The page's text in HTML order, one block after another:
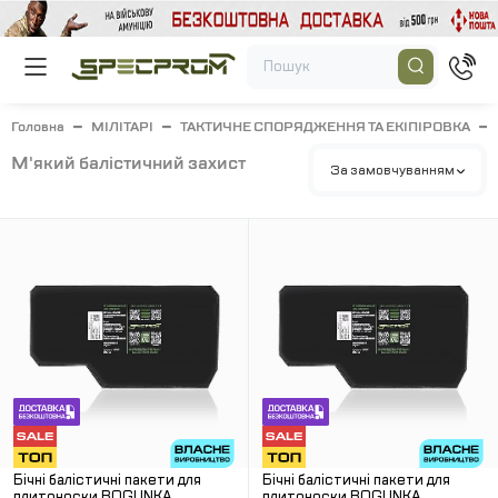
Головна МІЛІТАРІ ТАКТИЧНЕ СПОРЯДЖЕННЯ ТА ЕКІПІРОВКА
м'який балістичний захист За замовчуванням
Бічні балістичні пакети для
Бічні балістичні пакети для